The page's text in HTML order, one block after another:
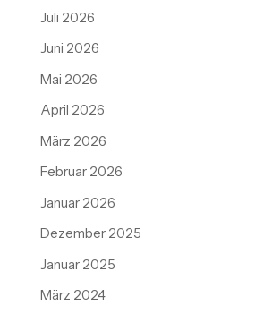
Juli 2026
Juni 2026
Mai 2026
April 2026
März 2026
Februar 2026
Januar 2026
Dezember 2025
Januar 2025
März 2024